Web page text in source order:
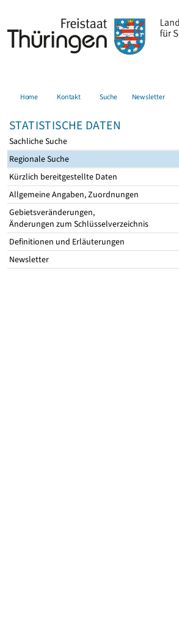
Home Kontakt Suche Newsletter
STATISTISCHE DATEN
Sachliche Suche
Regionale Suche
Kürzlich bereitgestellte Daten
Allgemeine Angaben, Zuordnungen
Gebietsveränderungen,
Änderungen zum Schlüsselverzeichnis
Definitionen und Erläuterungen
Newsletter